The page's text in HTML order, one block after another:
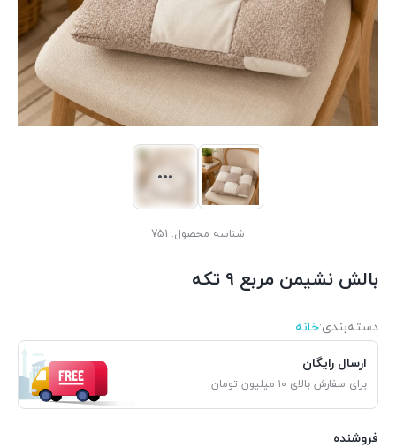
شناسه محصول: 751
بالش نشیمن مربع 9 تکه
دسته‌بندی‌:خانه
ارسال رایگان
برای سفارش بالای ۱۰ میلیون تومان
فروشنده